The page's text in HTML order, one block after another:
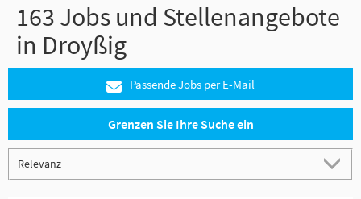
163 Jobs und Stellenangebote
in Droyßig
Passende Jobs per E-Mail
Grenzen Sie Ihre Suche ein